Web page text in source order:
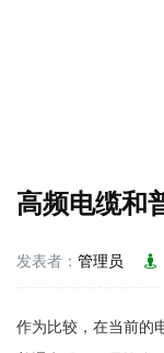
高频电缆和
发表者： 管理员
作为比较，在当前的